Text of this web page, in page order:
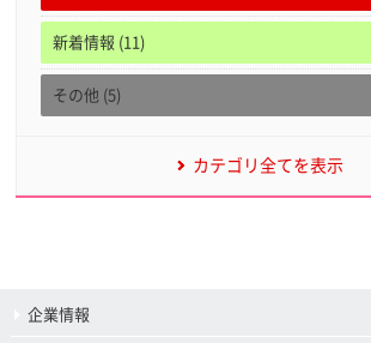
新着情報 (11)
その他 (5)
カテゴリ全てを表示
企業情報